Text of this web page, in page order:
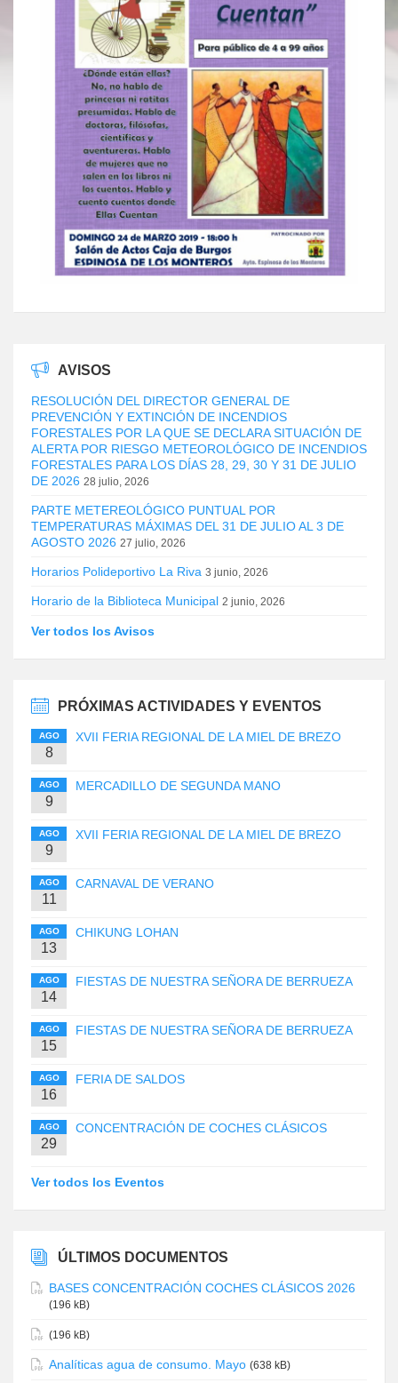
AVISOS
RESOLUCIÓN DEL DIRECTOR GENERAL DE
PREVENCIÓN Y EXTINCIÓN DE INCENDIOS
FORESTALES POR LA QUE SE DECLARA SITUACIÓN DE
ALERTA POR RIESGO METEOROLÓGICO DE INCENDIOS
FORESTALES PARA LOS DÍAS 28, 29, 30 Y 31 DE JULIO
DE 2026 28 julio, 2026
PARTE METEREOLÓGICO PUNTUAL POR
TEMPERATURAS MÁXIMAS DEL 31 DE JULIO AL 3 DE
AGOSTO 2026 27 julio, 2026
Horarios Polideportivo La Riva 3 junio, 2026
Horario de la Biblioteca Municipal 2 junio, 2026
Ver todos los Avisos
PRÓXIMAS ACTIVIDADES Y EVENTOS
AGO
8
XVII FERIA REGIONAL DE LA MIEL DE BREZO
AGO
9
MERCADILLO DE SEGUNDA MANO
AGO
9
XVII FERIA REGIONAL DE LA MIEL DE BREZO
AGO
11
CARNAVAL DE VERANO
AGO
13
CHIKUNG LOHAN
AGO
14
FIESTAS DE NUESTRA SEÑORA DE BERRUEZA
AGO
15
FIESTAS DE NUESTRA SEÑORA DE BERRUEZA
AGO
16
FERIA DE SALDOS
AGO
29
CONCENTRACIÓN DE COCHES CLÁSICOS
Ver todos los Eventos
ÚLTIMOS DOCUMENTOS
BASES CONCENTRACIÓN COCHES CLÁSICOS 2026
(196 kB)
(196 kB)
Analíticas agua de consumo. Mayo (638 kB)